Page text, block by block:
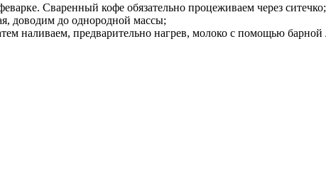
Сваренный кофе обязательно процеживаем через ситечко;
доводим до однородной массы;
наливаем, предварительно нагрев, молоко с помощью